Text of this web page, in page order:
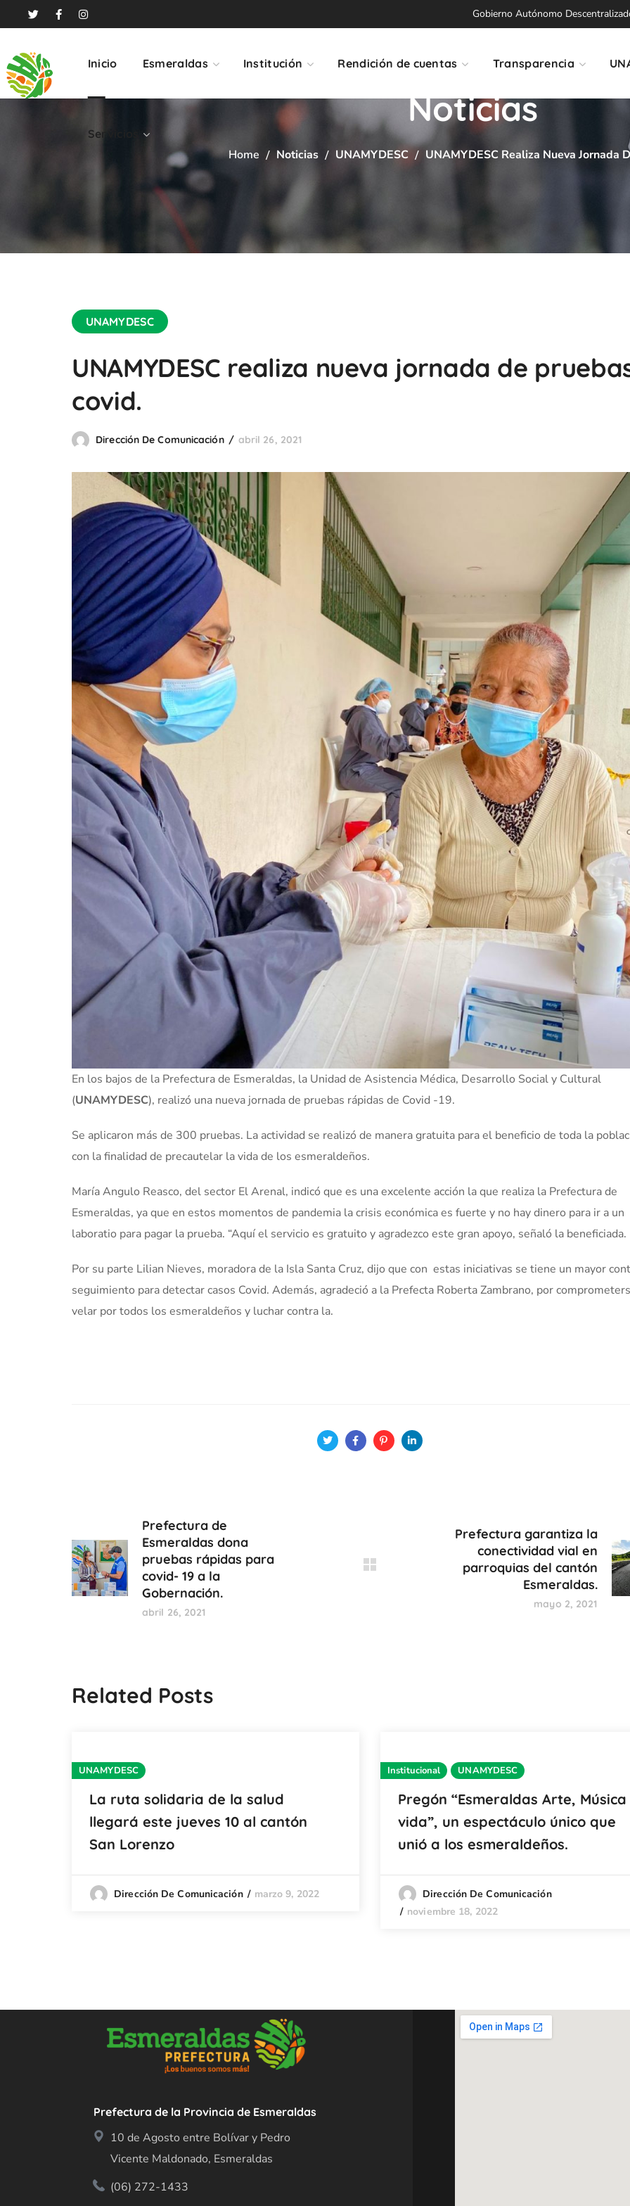
Gobierno Autónomo
Inicio Esmeraldas Institución Rendición de cuentas Transparencia
Servicios
Noticias
Home Noticias UNAMYDESC UNAMYDESC Realiza Nueva Jornada
UNAMYDESC
UNAMYDESC realiza nueva jornada de
covid.
Dirección De Comunicación abril 26, 2021
En los bajos de la Prefectura de Esmeraldas, la Unidad de Asistencia Médica, Desarrollo Social y Cultural
(UNAMYDESC), realizó una nueva jornada de pruebas rápidas de Covid -19.
Se aplicaron más de 300 pruebas. La actividad se realizó de manera gratuita para el beneficio de toda la
con la finalidad de precautelar la vida de los esmeraldeños.
María Angulo Reasco, del sector El Arenal, indicó que es una excelente acción la que realiza la Prefectura de
Esmeraldas, ya que en estos momentos de pandemia la crisis económica es fuerte y no hay dinero para ir a un
laboratio para pagar la prueba. “Aquí el servicio es gratuito y agradezco este gran apoyo, señaló la beneficiada.
Por su parte Lilian Nieves, moradora de la Isla Santa Cruz, dijo que con estas iniciativas se tiene un mayor
seguimiento para detectar casos Covid. Además, agradeció a la Prefecta Roberta Zambrano, por
velar por todos los esmeraldeños y luchar contra la.
Prefectura de
Esmeraldas dona
pruebas rápidas para
covid- 19 a la
Gobernación.
abril 26, 2021
Prefectura garantiza la
conectividad vial en
parroquias del cantón
Esmeraldas.
mayo 2, 2021
Related Posts
UNAMYDESC
La ruta solidaria de la salud
llegará este jueves 10 al cantón
San Lorenzo
Dirección De Comunicación marzo 9, 2022
Institucional UNAMYDESC
Pregón “Esmeraldas Arte,
vida”, un espectáculo único que
unió a los esmeraldeños.
Dirección De Comunicación
noviembre 18, 2022
Prefectura de la Provincia de Esmeraldas
10 de Agosto entre Bolívar y Pedro
Vicente Maldonado, Esmeraldas
(06) 272-1433